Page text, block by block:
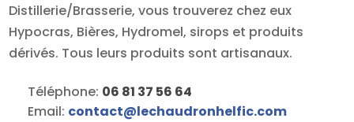
Distillerie/Brasserie, vous trouverez chez eux
Hypocras, Bières, Hydromel, sirops et produits
dérivés. Tous leurs produits sont artisanaux.
Téléphone: 06 81 37 56 64
Email: contact@lechaudronhelfic.com